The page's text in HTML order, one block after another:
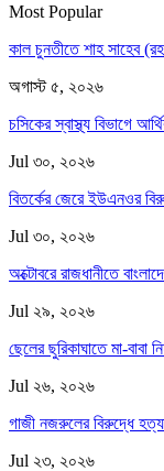
Most Popular
কাল চুনতীতে শাহ সাহেব
অগাস্ট ৫, ২০২৬
চসিকের স্বাস্থ্য বিভাগে
Jul ৩০, ২০২৬
বিতর্কের জেরে ইউএনওর
Jul ৩০, ২০২৬
অক্টোবরে রাজধানীতে
Jul ২৯, ২০২৬
ছেলের ছুরিকাঘাতে মা-বাবা
Jul ২৬, ২০২৬
গাজী নজরুলের বিরুদ্ধে
Jul ২৩, ২০২৬